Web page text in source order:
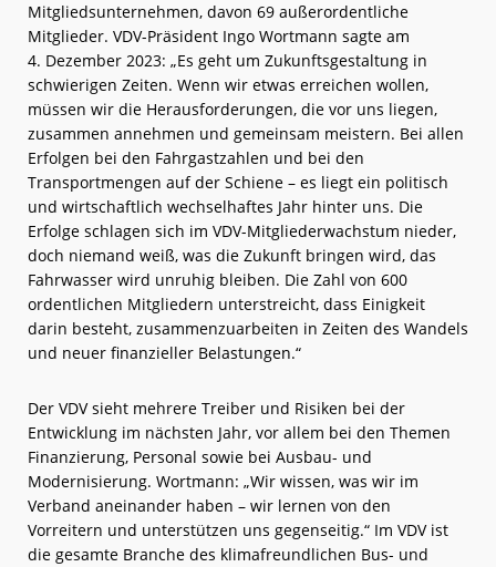
Mitgliedsunternehmen, davon 69 außerordentliche
Mitglieder. VDV-Präsident Ingo Wortmann sagte am
4. Dezember 2023: „Es geht um Zukunftsgestaltung in
schwierigen Zeiten. Wenn wir etwas erreichen wollen,
müssen wir die Herausforderungen, die vor uns liegen,
zusammen annehmen und gemeinsam meistern. Bei allen
Erfolgen bei den Fahrgastzahlen und bei den
Transportmengen auf der Schiene – es liegt ein politisch
und wirtschaftlich wechselhaftes Jahr hinter uns. Die
Erfolge schlagen sich im VDV-Mitgliederwachstum nieder,
doch niemand weiß, was die Zukunft bringen wird, das
Fahrwasser wird unruhig bleiben. Die Zahl von 600
ordentlichen Mitgliedern unterstreicht, dass Einigkeit
darin besteht, zusammenzuarbeiten in Zeiten des Wandels
und neuer finanzieller Belastungen.“
Der VDV sieht mehrere Treiber und Risiken bei der
Entwicklung im nächsten Jahr, vor allem bei den Themen
Finanzierung, Personal sowie bei Ausbau- und
Modernisierung. Wortmann: „Wir wissen, was wir im
Verband aneinander haben – wir lernen von den
Vorreitern und unterstützen uns gegenseitig.“ Im VDV ist
die gesamte Branche des klimafreundlichen Bus- und